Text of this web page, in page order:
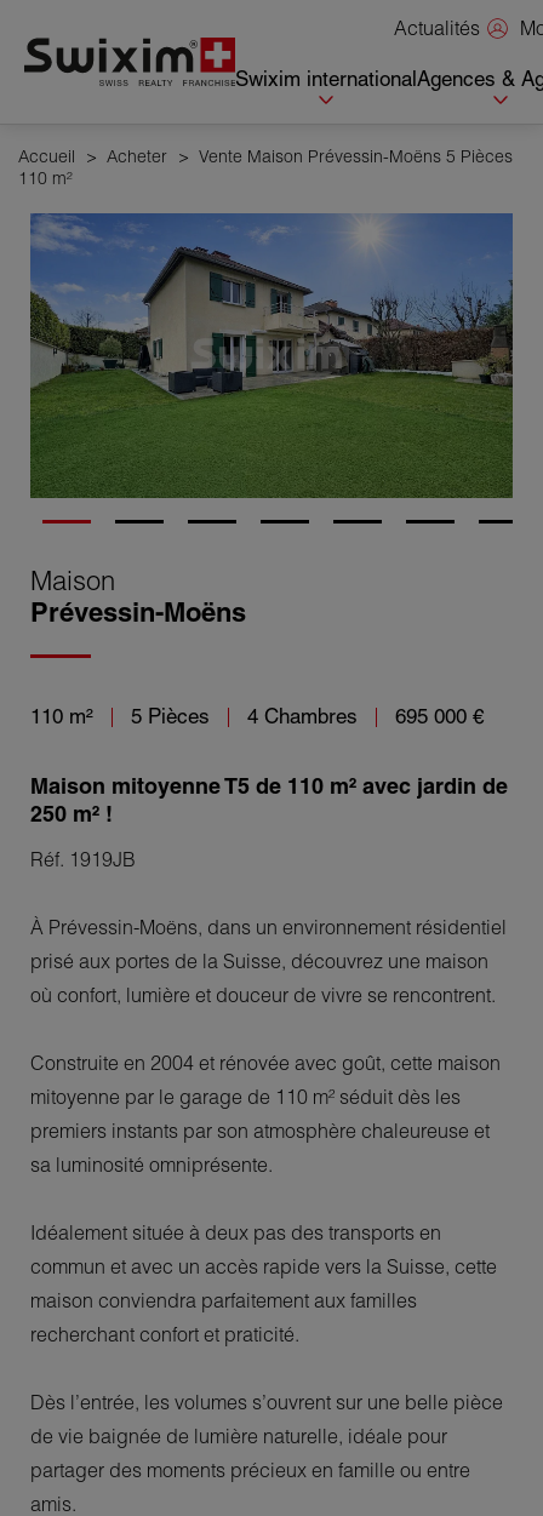
Actualités
Swixim internationalAgences &
Accueil > Acheter > Vente Maison Prévessin-Moëns 5 Pièces
110 m²
Maison
Prévessin-Moëns
110 m² 5 Pièces 4 Chambres 695 000 €
Maison mitoyenne T5 de 110 m² avec jardin de
250 m² !
Réf. 1919JB
À Prévessin-Moëns, dans un environnement résidentiel
prisé aux portes de la Suisse, découvrez une maison
où confort, lumière et douceur de vivre se rencontrent.
Construite en 2004 et rénovée avec goût, cette maison
mitoyenne par le garage de 110 m² séduit dès les
premiers instants par son atmosphère chaleureuse et
sa luminosité omniprésente.
Idéalement située à deux pas des transports en
commun et avec un accès rapide vers la Suisse, cette
maison conviendra parfaitement aux familles
recherchant confort et praticité.
Dès l’entrée, les volumes s’ouvrent sur une belle pièce
de vie baignée de lumière naturelle, idéale pour
partager des moments précieux en famille ou entre
amis.